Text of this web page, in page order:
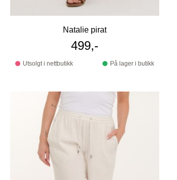
Natalie pirat
499,-
Utsolgt i nettbutikk På lager i butikk